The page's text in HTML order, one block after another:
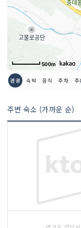
인허가번호
500m
관광 숙박 음식 주차 주
주변 숙소 (가까운 순)